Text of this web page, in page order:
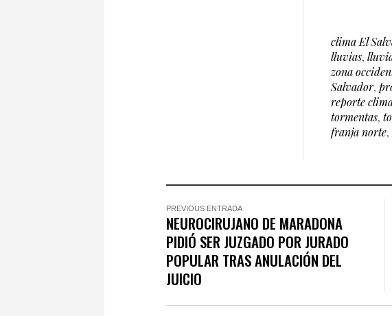
clima El
lluvias,
zona
Salvador,
reporte
tormentas,
franja norte,
PREVIOUS ENTRADA
NEUROCIRUJANO DE MARADONA
PIDIÓ SER JUZGADO POR JURADO
POPULAR TRAS ANULACIÓN DEL
JUICIO